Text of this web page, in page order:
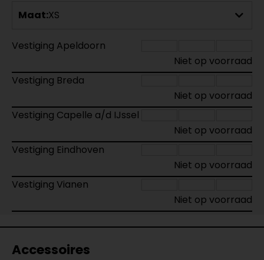
Maat:XS
Vestiging Apeldoorn
Niet op voorraad
Vestiging Breda
Niet op voorraad
Vestiging Capelle a/d IJssel
Niet op voorraad
Vestiging Eindhoven
Niet op voorraad
Vestiging Vianen
Niet op voorraad
Accessoires